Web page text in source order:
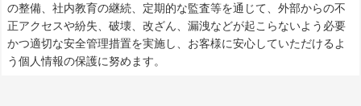
の整備、社内教育の継続、定期的な監査等を通じて、外部からの不
正アクセスや紛失、破壊、改ざん、漏洩などが起こらないよう必要
かつ適切な安全管理措置を実施し、お客様に安心していただけるよ
う個人情報の保護に努めます。